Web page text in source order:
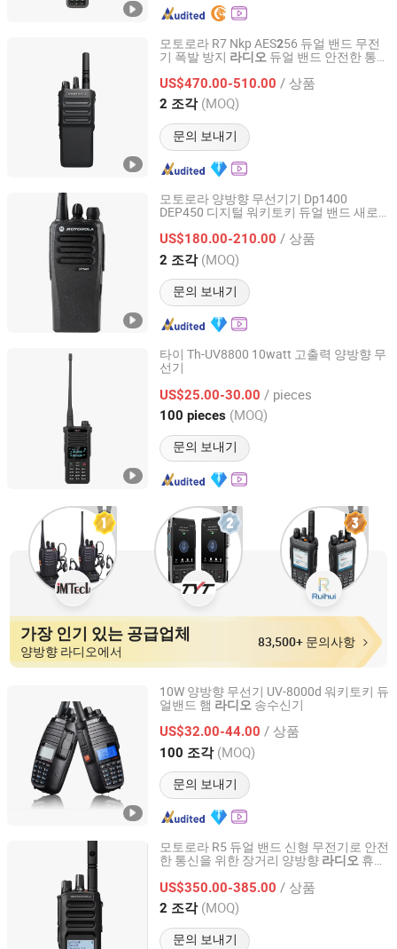
모토로라 R7 Nkp AES256 듀얼 밴드 무전
기 폭발 방지 라디오 듀얼 밴드 안전한 통신
오핸드헬드
US$470.00-510.00 / 상품
2 조각 (MOQ)
문의 보내기
Quanzhou Ruihui Electronic Technology Co., Ltd.
Fujian, China 이후 2025
모토로라 양방향 무선기기 Dp1400
DEP450 디지털 워키토키 듀얼 밴드 새로
방향 무선기기 휴대용 무선 핸드헬드
US$180.00-210.00 / 상품
2 조각 (MOQ)
문의 보내기
Quanzhou Ruihui Electronic Technology Co., Ltd.
Fujian, China 이후 2025
타이 Th-UV8800 10watt 고출력 양방향 무
선기
US$25.00-30.00 / pieces
100 pieces (MOQ)
문의 보내기
Tyt Electronics Co., Ltd.
Fujian, China 이후 2024
가장 인기 있는 공급업체
양방향 라디오에서
83,500+ 문의사항
10W 양방향 무선기 UV-8000d 워키토키 듀
얼밴드 햄 라디오 송수신기
US$32.00-44.00 / 상품
100 조각 (MOQ)
문의 보내기
Tyt Electronics Co., Ltd.
Fujian, China 이후 2024
모토로라 R5 듀얼 밴드 신형 무전기로 안전
한 통신을 위한 장거리 양방향 라디오 휴대
션
US$350.00-385.00 / 상품
2 조각 (MOQ)
문의 보내기
Quanzhou Ruihui Electronic Technology Co., Ltd.
Fujian, China 이후 2025